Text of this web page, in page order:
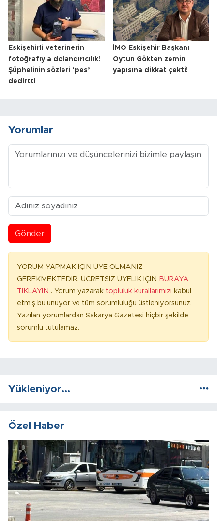
Eskişehirli veterinerin
fotoğrafıyla dolandırıcılık!
Şüphelinin sözleri ‘pes’
dedirtti
İMO Eskişehir Başkanı
Oytun Gökten zemin
yapısına dikkat çekti!
Yorumlar
Gönder
YORUM YAPMAK İÇİN ÜYE OLMANIZ
GEREKMEKTEDİR. ÜCRETSİZ ÜYELİK İÇİN BURAYA
TIKLAYIN . Yorum yazarak topluluk kurallarımızı kabul
etmiş bulunuyor ve tüm sorumluluğu üstleniyorsunuz.
Yazılan yorumlardan Sakarya Gazetesi hiçbir şekilde
sorumlu tutulamaz.
Yükleniyor...
Özel Haber